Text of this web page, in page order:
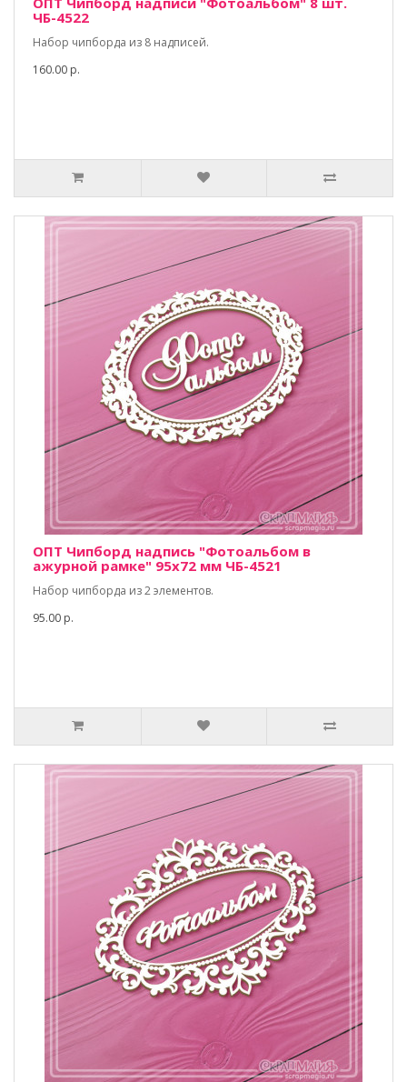
ЧБ-4522
Набор чипборда из 8 надписей.
160.00 р.
ОПТ Чипборд надпись "Фотоальбом в
ажурной рамке" 95х72 мм ЧБ-4521
Набор чипборда из 2 элементов.
95.00 р.